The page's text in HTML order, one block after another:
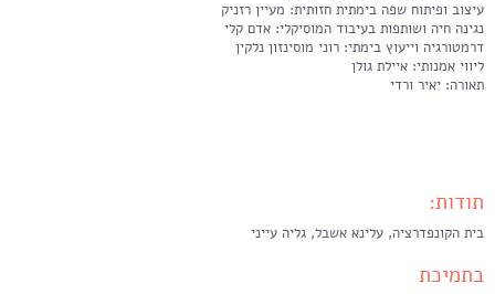
עיצוב ופיתוח שפה בימתית חזותית: מעיין רזניק
נגינה חיה ושותפות בעיבוד המוסיקלי: אדם קלי
דרמטורגיה וייעוץ בימתי: רוני מוסינזון נלקין
ליווי אמנותי: איילת גולן
תאורה: יאיר ורדי
תודות:
בית הקונפדרציה, עלינא אשבל, גליה עייני
בתמיכת